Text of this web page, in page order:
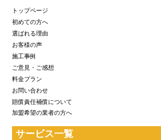
トップページ
初めての方へ
選ばれる理由
お客様の声
施工事例
ご意見・ご感想
料金プラン
お問い合わせ
賠償責任補償について
加盟希望の業者の方へ
サービス一覧